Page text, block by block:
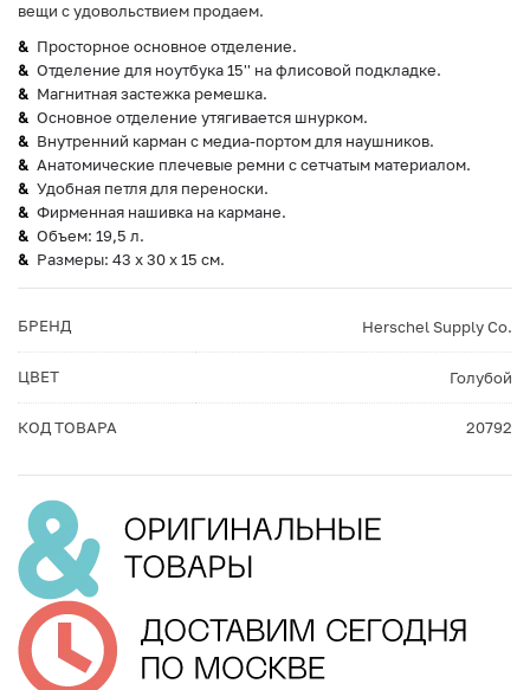
вещи с удовольствием продаем.
Просторное основное отделение.
Отделение для ноутбука 15'' на флисовой подкладке.
Магнитная застежка ремешка.
Основное отделение утягивается шнурком.
Внутренний карман с медиа-портом для наушников.
Анатомические плечевые ремни с сетчатым материалом.
Удобная петля для переноски.
Фирменная нашивка на кармане.
Объем: 19,5 л.
Размеры: 43 x 30 x 15 см.
БРЕНД Herschel Supply Co.
ЦВЕТ Голубой
КОД ТОВАРА 20792